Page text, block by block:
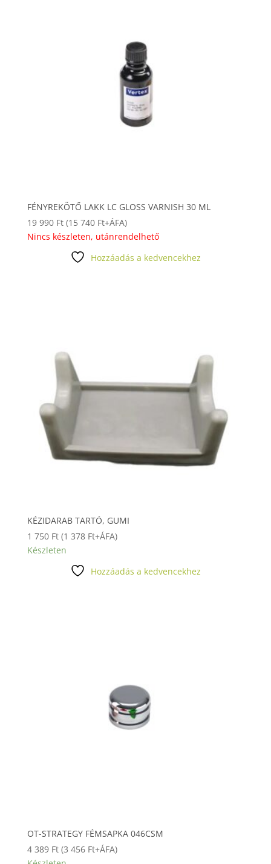
FÉNYREKÖTŐ LAKK LC GLOSS VARNISH 30 ML
19 990 Ft (15 740 Ft+ÁFA)
Nincs készleten, utánrendelhető
Hozzáadás a kedvencekhez
KÉZIDARAB TARTÓ, GUMI
1 750 Ft (1 378 Ft+ÁFA)
Készleten
Hozzáadás a kedvencekhez
OT-STRATEGY FÉMSAPKA 046CSM
4 389 Ft (3 456 Ft+ÁFA)